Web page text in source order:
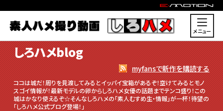
メニュー
しろハメblog
myfansで新作を購読する
ココは城だ！周りを見渡してみるとイッパイ宝箱があるぞ！空けてみるとモノ
スゴイ情報が！最新モデルの卵からしろハメ女優の話題までテンコ盛り！この
城はかなり使えるぞ☆そんなしろハメの「素人むすめ生・情報」が一杯！待望の
「しろハメ公式ブログ登場！」